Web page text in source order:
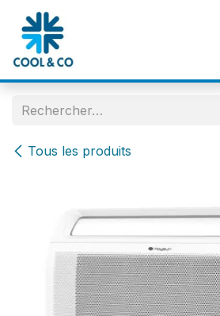
Se rendre au contenu
Tous les produits